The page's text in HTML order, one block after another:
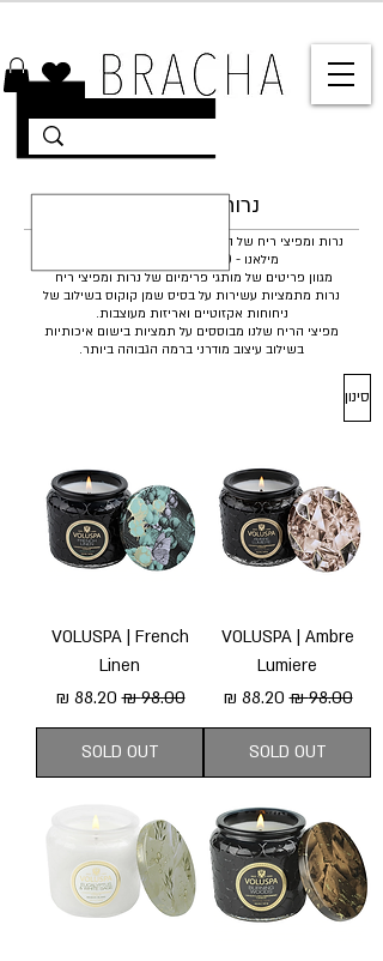
נרות ומפיצי ריח
מילאנו - LOCHERBER MILANO
מגוון פריטים של מותגי פרימיום של נרות ומפיצי ריח
נרות מתמציות עשירות על בסיס שמן קוקוס בשילוב של
ניחוחות אקזוטיים ואריזות מעוצבות.
מפיצי הריח שלנו מבוססים על תמציות בישום איכותיות
בשילוב עיצוב מודרני ברמה הגבוהה ביותר.
סינון
VOLUSPA | Ambre
Lumiere
מחיר רגיל‏98.00 ‏₪ מחיר מבצע
SOLD OUT
VOLUSPA | French
Linen
מחיר רגיל‏98.00 ‏₪ מחיר מבצע
SOLD OUT